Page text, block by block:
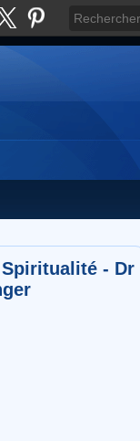
- Dr